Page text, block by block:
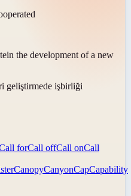
in the development of a new
geliştirmede işbirliği
forCall offCall onCall
CanopyCanyonCapCapability